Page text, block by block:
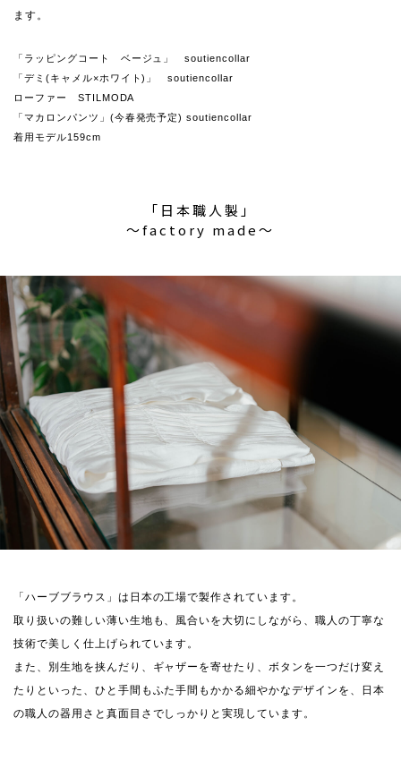
ます。
「ラッピングコート ベージュ」 soutiencollar
「デミ(キャメル×ホワイト)」 soutiencollar
ローファー STILMODA
「マカロンパンツ」(今春発売予定) soutiencollar
着用モデル159cm
「日本職人製」
〜factory made〜
「ハーブブラウス」は日本の工場で製作されています。
取り扱いの難しい薄い生地も、風合いを大切にしながら、職人の丁寧な
技術で美しく仕上げられています。
また、別生地を挟んだり、ギャザーを寄せたり、ボタンを一つだけ変え
たりといった、ひと手間もふた手間もかかる細やかなデザインを、日本
の職人の器用さと真面目さでしっかりと実現しています。